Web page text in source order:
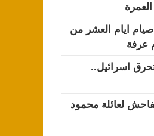
ايام العشر من
عرفة
اسرائيل..
لعائلة محمود